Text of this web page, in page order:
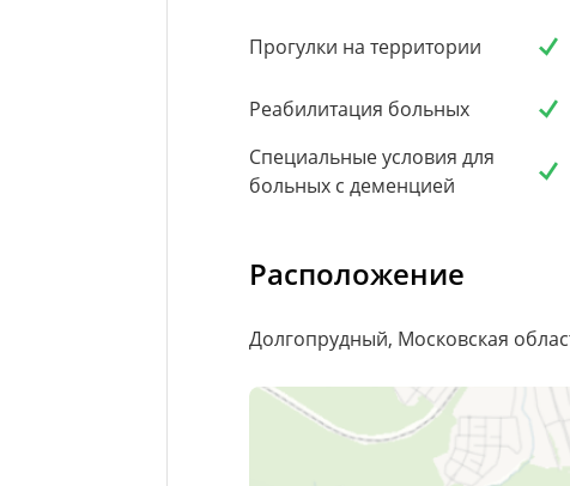
Прогулки на территории
Реабилитация больных
Специальные условия для
больных с деменцией
Расположение
Долгопрудный, Московская